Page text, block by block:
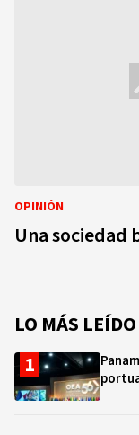
OPINIÓN
Una sociedad
LO MÁS LEÍDO